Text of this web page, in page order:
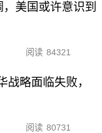
，美国或许意识到
阅读 84321
战略面临失败，
阅读 80731